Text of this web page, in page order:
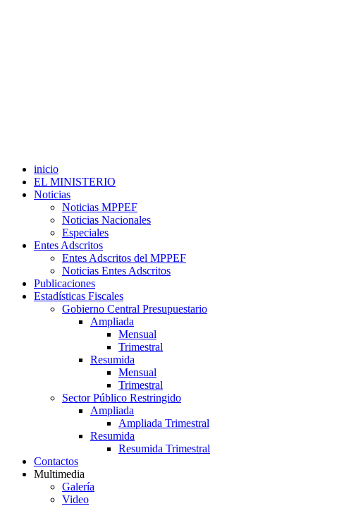
inicio
EL MINISTERIO
Noticias
Noticias MPPEF
Noticias Nacionales
Especiales
Entes Adscritos
Entes Adscritos del MPPEF
Noticias Entes Adscritos
Publicaciones
Estadísticas Fiscales
Gobierno Central Presupuestario
Ampliada
Mensual
Trimestral
Resumida
Mensual
Trimestral
Sector Público Restringido
Ampliada
Ampliada Trimestral
Resumida
Resumida Trimestral
Contactos
Multimedia
Galería
Video